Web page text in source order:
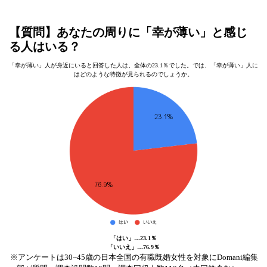
【質問】あなたの周りに「幸が薄い」と感じ
る人はいる？
「幸が薄い」人が身近にいると回答した人は、全体の23.1％でした。では、「幸が薄い」人に
はどのような特徴が見られるのでしょうか。
「はい」…23.1％
「いいえ」…76.9％
※アンケートは30~45歳の日本全国の有職既婚女性を対象にDomani編集